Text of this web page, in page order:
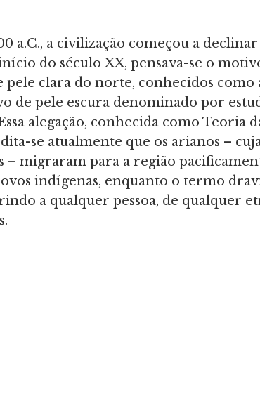
a.C., a civilização começou a
do século XX, pensava-se o
pele clara do norte, conhecidos como
de pele escura denominado por
alegação, conhecida como Teoria
se atualmente que os arianos –
– migraram para a região
indígenas, enquanto o termo
a qualquer pessoa, de qualquer